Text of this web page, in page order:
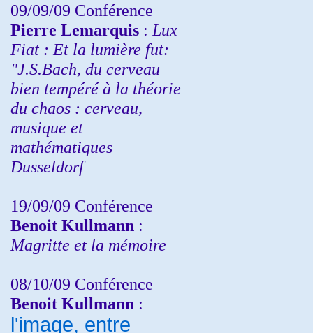
09/09/09 Conférence
Pierre Lemarquis : Lux
Fiat : Et la lumière fut:
"J.S.Bach, du cerveau
bien tempéré à la théorie
du chaos : cerveau,
musique et
mathématiques
Dusseldorf
19/09/09 Conférence
Benoit Kullmann :
Magritte et la mémoire
08/10/09 Conférence
Benoit Kullmann :
l'image, entre